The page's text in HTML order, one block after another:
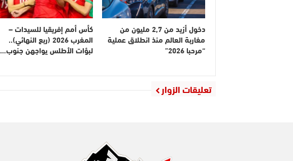
دخول أزيد من 2,7 مليون من
مغاربة العالم منذ انطلاق عملية
“مرحبا 2026”
كأس أمم إفريقيا للسيدات –
المغرب 2026 (ربع النهائي)..
لبؤات الأطلس يواجهن جنوب…
تعليقات الزوار